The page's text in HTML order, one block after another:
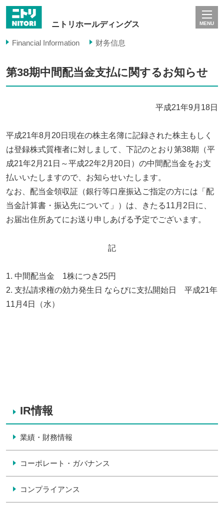
ニトリホールディングス MENU
Financial Information 财务信息
第38期中間配当金支払に関するお知らせ
平成21年9月18日
平成21年8月20日現在の株主名簿に記録された株主もしく
は登録株式質権者に対しまして、下記のとおり第38期（平
成21年2月21日～平成22年2月20日）の中間配当金をお支
払いいたしますので、お知らせいたします。
なお、配当金領収証（銀行等口座振込ご指定の方には「配
当金計算書・振込先について」）は、きたる11月2日に、
お届出住所あてにお送り申しあげる予定でございます。
記
1. 中間配当金 1株につき25円
2. 支払請求権の効力発生日 ならびに支払開始日 平成21年
11月4日（水）
IR情報
業績・財務情報
コーポレート・ガバナンス
コンプライアンス